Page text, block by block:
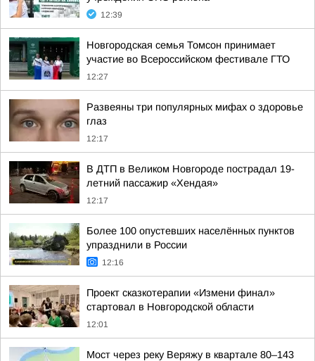
12:39
Новгородская семья Томсон принимает
участие во Всероссийском фестивале ГТО
12:27
Развеяны три популярных мифах о здоровье
глаз
12:17
В ДТП в Великом Новгороде пострадал 19-
летний пассажир «Хендая»
12:17
Более 100 опустевших населённых пунктов
упразднили в России
12:16
Проект сказкотерапии «Измени финал»
стартовал в Новгородской области
12:01
Мост через реку Веряжу в квартале 80–143